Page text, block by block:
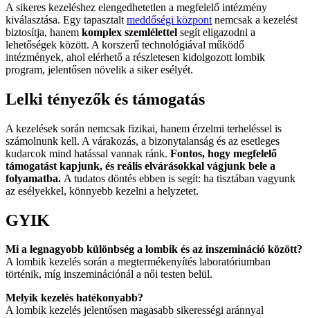
A sikeres kezeléshez elengedhetetlen a megfelelő intézmény
kiválasztása. Egy tapasztalt meddőségi központ nemcsak a kezelést
biztosítja, hanem komplex szemlélettel segít eligazodni a
lehetőségek között. A korszerű technológiával működő
intézmények, ahol elérhető a részletesen kidolgozott lombik
program, jelentősen növelik a siker esélyét.
Lelki tényezők és támogatás
A kezelések során nemcsak fizikai, hanem érzelmi terheléssel is
számolnunk kell. A várakozás, a bizonytalanság és az esetleges
kudarcok mind hatással vannak ránk. Fontos, hogy megfelelő
támogatást kapjunk, és reális elvárásokkal vágjunk bele a
folyamatba. A tudatos döntés ebben is segít: ha tisztában vagyunk
az esélyekkel, könnyebb kezelni a helyzetet.
GYIK
Mi a legnagyobb különbség a lombik és az inszemináció között?
A lombik kezelés során a megtermékenyítés laboratóriumban
történik, míg inszeminációnál a női testen belül.
Melyik kezelés hatékonyabb?
A lombik kezelés jelentősen magasabb sikerességi aránnyal